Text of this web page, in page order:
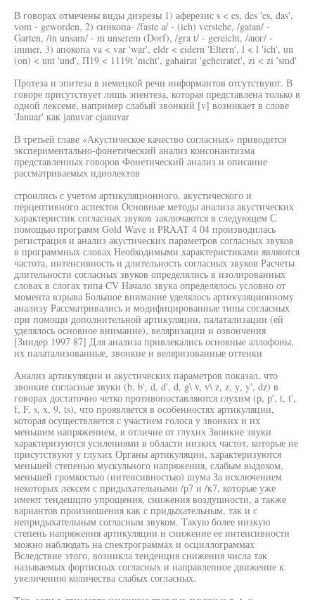
В говорах отмечены виды диэрезы 1) аферезис s < es, des 'es, das',
vom - geworden, 2) синкопа- /faste а/ - (ich) verstehe, /gatan/ -
Garten, /in unsam/ - m unserem (Dorf), /gra t/ - gereicht, /аюг/ -
immer, 3) апокопа va < var 'war', eldr < eidern 'Eltern', l < l 'ich', un
(on) < unt 'und', П19 < 1119t 'nicht', gahairat 'geheiratet', zi < zi 'smd'
Протеза и эпитеза в немецкой речи информантов отсутствуют. В
говоре присутствует лишь эпентеза, которая представлена только в
одной лексеме, например слабый звонкий [v] возникает в слове
'Januar' как januvar cjanuvar
В третьей главе «Акустическое качество согласных» приводится
экспериментально-фонетический анализ консонантизма
представленных говоров Фонетический анализ и описание
рассматриваемых идиолектов
строились с учетом артикуляционного, акустического и
перцептивного аспектов Основные методы анализа акустических
характеристик согласных звуков заключаются в следующем С
помощью программ Gold Wave и PRAAT 4 04 производилась
регистрация и анализ акустических параметров согласных звуков
в программных словах Необходимыми характеристиками являются
частота, интенсивность и длительность согласных звуков Расчеты
длительности согласных звуков определялись в изолированных
словах в слогах типа CV Начало звука определялось условно от
момента взрыва Большое внимание уделялось артикуляционному
анализу Рассматривались и модифицированные типы согласных
при помощи дополнительной артикуляции, палатализации (ей
уделялось основное внимание), веляризации и озвончения
[Зиндер 1997 87] Для анализа привлекались основные аллофоны,
их палатализованные, звонкие и веляризованные оттенки
Анализ артикуляции и акустических параметров показал, что
звонкие согласные звуки (b, b', d, d', d, g\ v, v\ z, z, у, y', dz) в
говорах достаточно четко противопоставляются глухим (р, р', t, t',
f, F, s, x, 9, ts), что проявляется в особенностях артикуляции,
которая осуществляется с участием голоса у звонких и их
меньшим напряжением, в отличие от глухих Звонкие звуки
характеризуются усилениями в области низких частот, которые не
присутствуют у глухих Органы артикуляции, характеризуются
меньшей степенью мускульного напряжения, слабым выдохом,
меньшей громкостью (интенсивностью) шума За исключением
некоторых лексем с придыхательными /р7 и /к7, которые уже
имеют тендешцпо упрощения, снижения воздушности, а также
вариантов произношения как с придыхательным, так и с
непридыхательным согласным звуком. Такую более низкую
степень напряжения артикуляции и снижение ее интенсивности
можно наблюдать на спектрограммах и осциллограммах
Вследствие этого, возникла тенденция снижения числа так
называемых фортисных согласных и направленное движение к
увеличению количества слабых согласных.